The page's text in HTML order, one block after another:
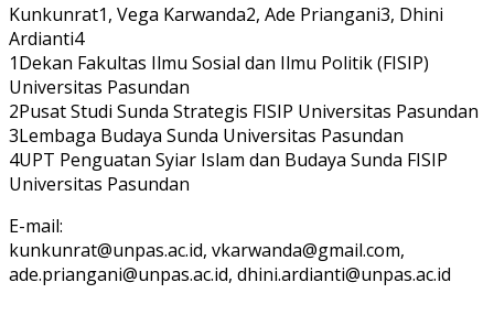
Kunkunrat1, Vega Karwanda2, Ade Priangani3, Dhini
Ardianti4
1Dekan Fakultas Ilmu Sosial dan Ilmu Politik (FISIP)
Universitas Pasundan
2Pusat Studi Sunda Strategis FISIP Universitas Pasundan
3Lembaga Budaya Sunda Universitas Pasundan
4UPT Penguatan Syiar Islam dan Budaya Sunda FISIP
Universitas Pasundan
E-mail:
kunkunrat@unpas.ac.id, vkarwanda@gmail.com,
ade.priangani@unpas.ac.id, dhini.ardianti@unpas.ac.id